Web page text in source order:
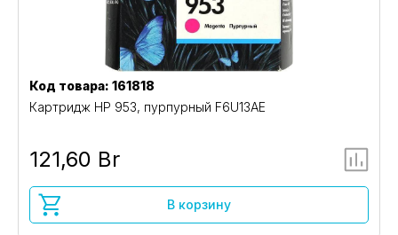
Код товара: 161818
Картридж HP 953, пурпурный F6U13AE
121,60 Br
В корзину